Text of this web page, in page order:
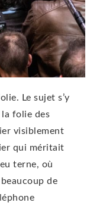
Le sujet s’y
folie des
visiblement
qui méritait
terne, où
beaucoup de